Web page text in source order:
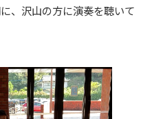
、沢山の方に演奏を聴いて